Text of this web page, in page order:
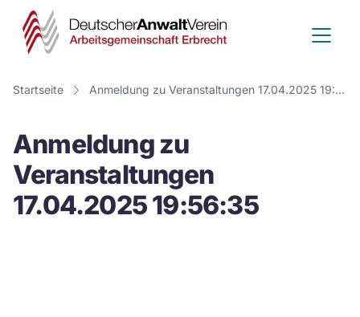
Deutscher
Anwalt
Verein
Startseite Anmeldung zu Veranstaltungen 17.04.2025 19:56:35
Anmeldung zu
Veranstaltungen
17.04.2025 19:56:35